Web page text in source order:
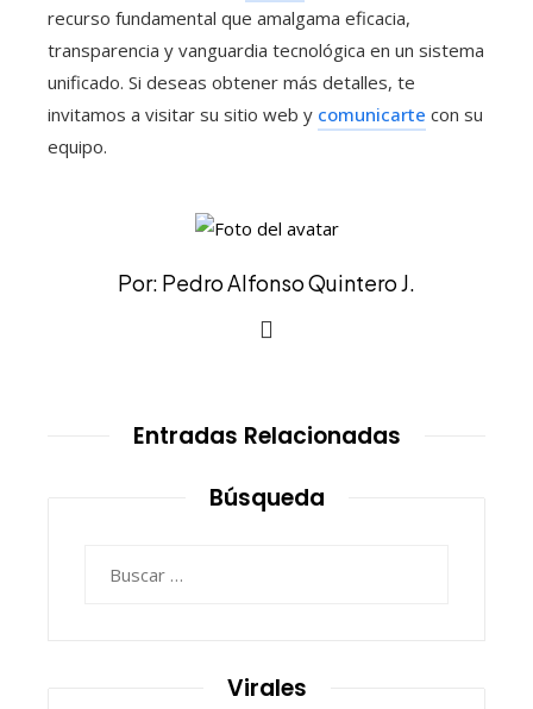
recurso fundamental que amalgama eficacia,
transparencia y vanguardia tecnológica en un sistema
unificado. Si deseas obtener más detalles, te
invitamos a visitar su sitio web y comunicarte con su
equipo.
Por: Pedro Alfonso Quintero J.
Entradas Relacionadas
Búsqueda
Virales